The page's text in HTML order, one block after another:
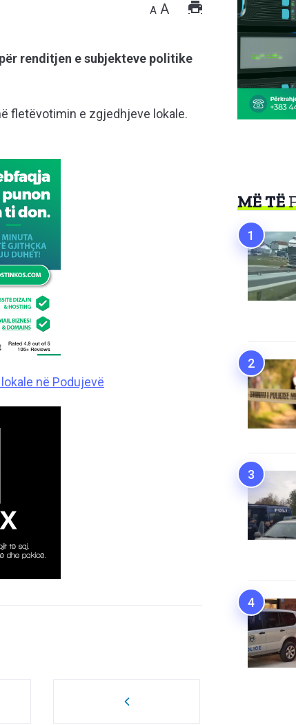
A A
renditjen e subjekteve politike
fletëvotimin e zgjedhjeve lokale.
në Podujevë
MË TË